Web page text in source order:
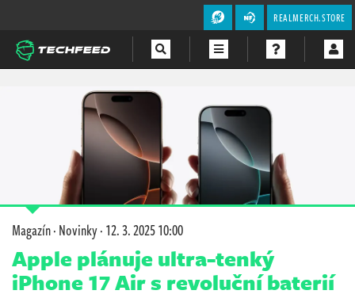
REALMERCH.STORE
Magazín·Novinky·12. 3. 2025 10:00
Apple plánuje ultra-tenký
iPhone 17 Air s revoluční baterií